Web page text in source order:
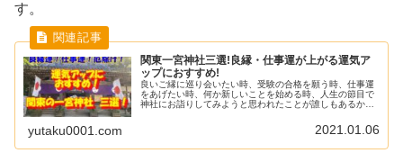
す。
関東一宮神社三選!良縁・仕事運が上がる運気ア
ップにおすすめ!
良いご縁に巡り会いたい時、受験の合格を願う時、仕事運
をあげたい時、何か新しいことを始める時、人生の節目で
神社にお詣りしてみようと思われたことが誰しもあるかと
yutaku0001.com 2021.01.06